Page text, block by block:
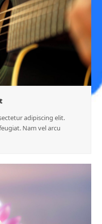
adipiscing elit.
Nam vel arcu